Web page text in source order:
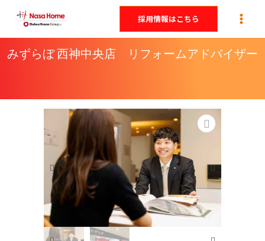
を
ス
プ
採用情報はこちら
みずらぼ 西神中央店 リフォームアドバイザー